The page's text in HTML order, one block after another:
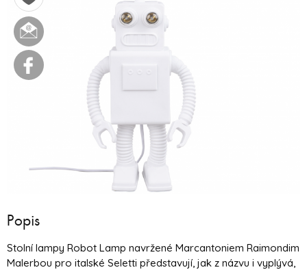
Popis
Stolní lampy Robot Lamp navržené Marcantoniem Raimondim
Malerbou pro italské Seletti představují, jak z názvu i vyplývá,